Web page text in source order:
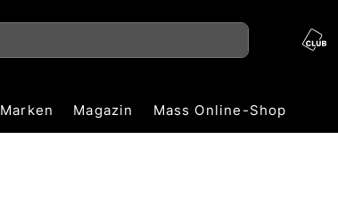
Marken Magazin Mass Online-Shop